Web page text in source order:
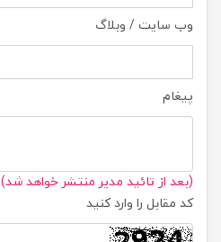
وب سایت / وبلاگ
پیغام
(بعد از تائید مدیر منتشر خواهد شد)
کد مقابل را وارد کنید